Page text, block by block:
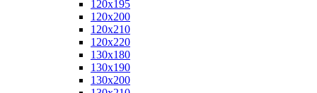
120x195
120x200
120x210
120x220
130x180
130x190
130x200